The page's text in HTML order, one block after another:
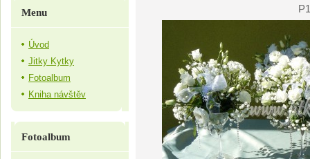
Menu
Úvod
Jitky Kytky
Fotoalbum
Kniha návštěv
Fotoalbum